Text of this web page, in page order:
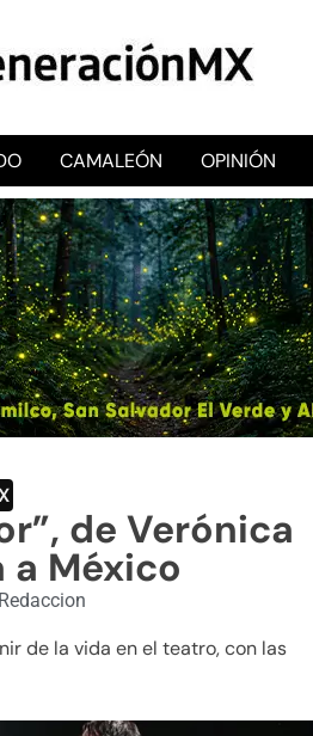
libre e independiente
CAMALEÓN OPINIÓN
de Verónica
a México
de la vida en el teatro, con las